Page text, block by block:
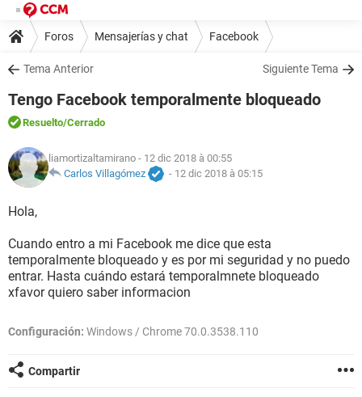
Foros Mensajerías y chat Facebook
Tema Anterior Siguiente Tema
Tengo Facebook temporalmente bloqueado
Resuelto/Cerrado
liamortizaltamirano - 12 dic 2018 à 00:55
Carlos Villagómez
- 12 dic 2018 à 05:15
Hola,
Cuando entro a mi Facebook me dice que esta
temporalmente bloqueado y es por mi seguridad y no puedo
entrar. Hasta cuándo estará temporalmnete bloqueado
xfavor quiero saber informacion
Configuración: Windows / Chrome 70.0.3538.110
Compartir